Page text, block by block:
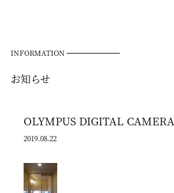
INFORMATION
お知らせ
OLYMPUS DIGITAL CAMERA
2019.08.22